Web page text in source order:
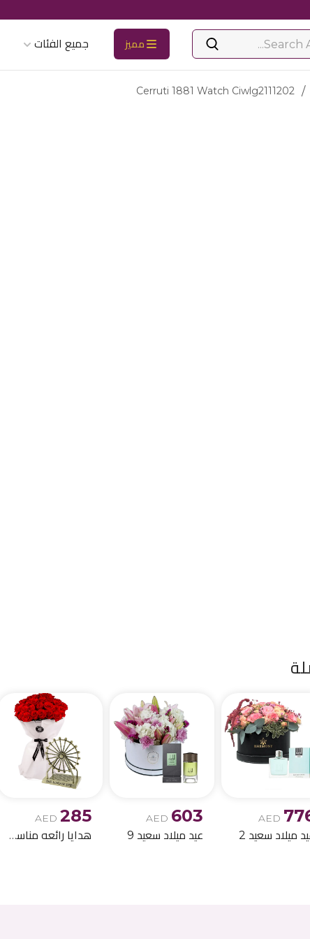
مميز جميع الفئات
/
Cerruti 1881 Watch Ciwlg2111202
AED
ميلاد سعيد 2
AED 603
عيد ميلاد سعيد 9
AED 285
هدايا رائعه مناسبه لاعياد الميلاد 11